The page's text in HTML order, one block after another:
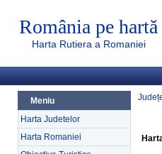
România pe hartă
Harta Rutiera a Romaniei
Meniu
Harta Judetelor
Harta Romaniei